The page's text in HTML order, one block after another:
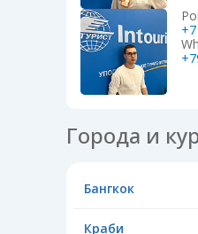
Города и
Бангкок
Краби